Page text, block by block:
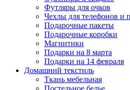
Футляры для очков
Чехлы для телефонов и
Подарочные пакеты
Подарочные коробки
Магнитики
Подарки на 8 марта
Подарки на 14 февраля
Домашний текстиль
Ткань мебельная
Постельное белье